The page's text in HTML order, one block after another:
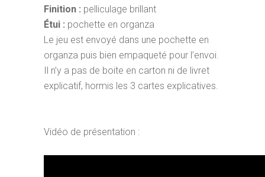
Finition : pelliculage brillant
Étui : pochette en organza
Le jeu est envoyé dans une pochette en
organza puis bien empaqueté pour l’envoi.
Il n’y a pas de boite en carton ni de livret
explicatif, hormis les 3 cartes explicatives.
Vidéo de présentation :